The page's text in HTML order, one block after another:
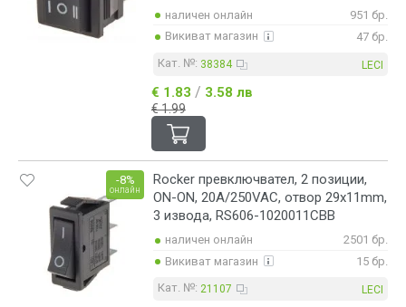
наличен онлайн
951 бр.
Викиват магазин
47 бр.
Кат. №: 38384 LECI
€ 1.83 / 3.58 лв
€ 1.99
Rocker превключвател, 2 позиции,
ON-ON, 20A/250VAC, отвор 29x11mm,
3 извода, RS606-1020011CBB
-8%
онлайн
наличен онлайн
2501 бр.
Викиват магазин
15 бр.
Кат. №: 21107 LECI